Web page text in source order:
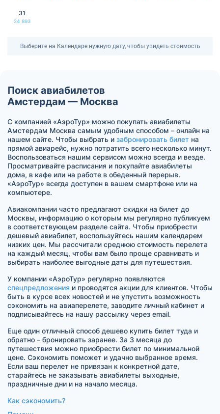
31
24 893
Выберите на Календаре нужную дату, чтобы увидеть стоимость
Поиск авиабилетов
Амстердам — Москва
С компанией «АэроТур» можно покупать авиабилеты
Амстердам Москва самым удобным способом – онлайн на
нашем сайте. Чтобы выбрать и забронировать билет на
прямой авиарейс, нужно потратить всего несколько минут.
Воспользоваться нашим сервисом можно всегда и везде.
Просматривайте расписания и покупайте авиабилеты
дома, в кафе или на работе в обеденный перерыв.
«АэроТур» всегда доступен в вашем смартфоне или на
компьютере.
Авиакомпании часто предлагают скидки на билет до
Москвы, информацию о которым мы регулярно публикуем
в соответствующем разделе сайта. Чтобы приобрести
дешевый авиабилет, воспользуйтесь нашим календарем
низких цен. Мы рассчитали среднюю стоимость перелета
на каждый месяц, чтобы вам было проще сравнивать и
выбирать наиболее выгодные даты для путешествия.
У компании «АэроТур» регулярно появляются
спецпредложения и проводятся акции для клиентов. Чтобы
быть в курсе всех новостей и не упустить возможность
сэкономить на авиаперелете, заводите личный кабинет и
подписывайтесь на нашу рассылку через email.
Еще один отличный способ дешево купить билет туда и
обратно – бронировать заранее. За 3 месяца до
путешествия можно приобрести билет по минимальной
цене. Сэкономить поможет и удачно выбранное время.
Если ваш перелет не привязан к конкретной дате,
старайтесь не заказывать авиабилеты выходные,
праздничные дни и на начало месяца.
Как сэкономить?